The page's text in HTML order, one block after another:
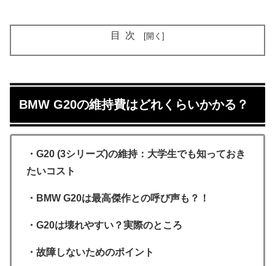
目次
BMW G20の維持費はどれくらいかかる？
・G20 (3シリーズ)の維持：大学生でも知っておき
たいコスト
・BMW G20は最高傑作との呼び声も？！
・G20は壊れやすい？実際のところ
・故障しないためのポイント